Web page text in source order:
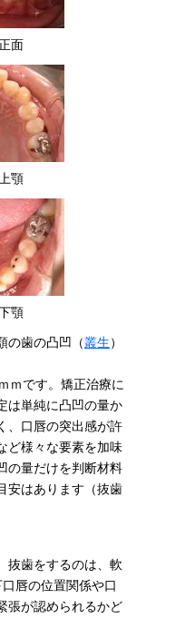
面
顎
顎
の歯の凸凹（叢生）
ｍです。矯正治療に
は単純に凸凹の量か
、口唇の突出感が許
ど様々な要素を加味
の量だけを判断材料
安はあります（抜歯
抜歯をするのは、軟
唇の位置関係や口
張が認められるかど